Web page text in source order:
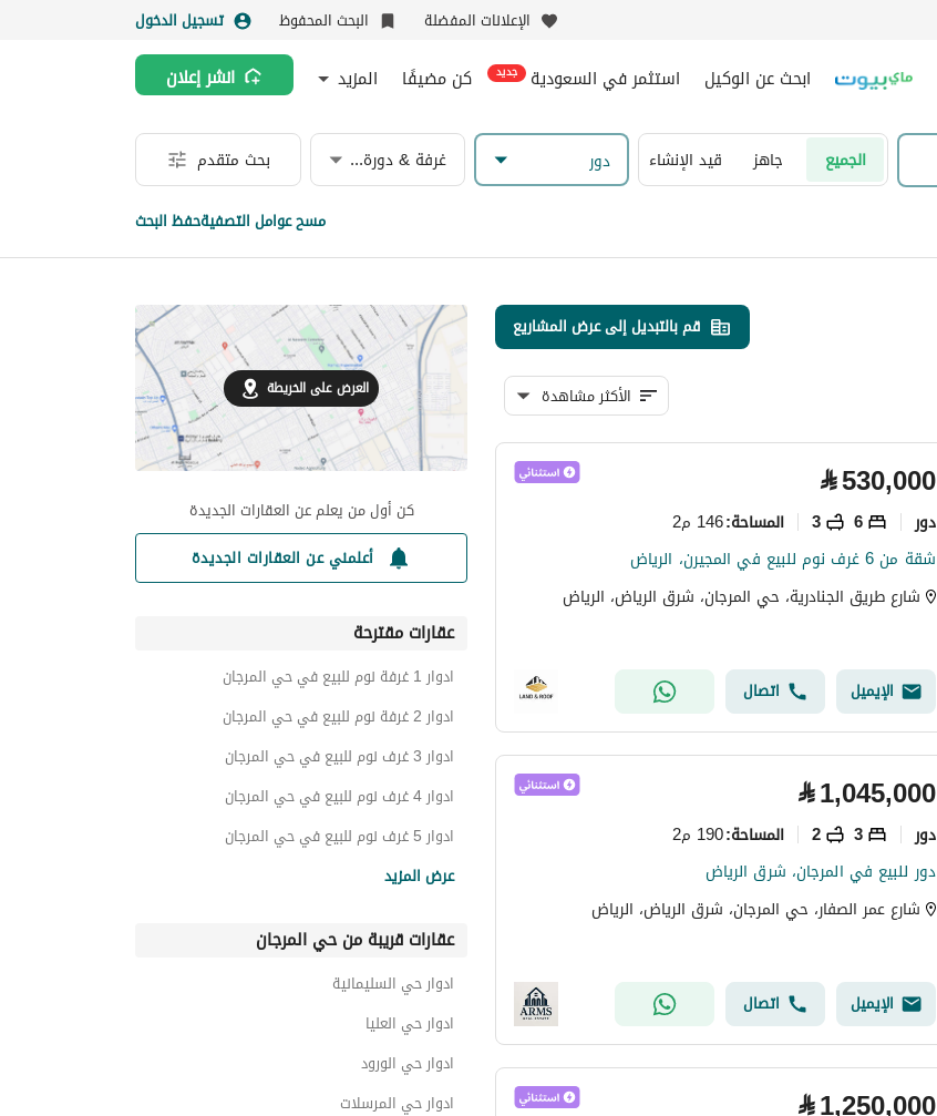
الإعلانات المفضلة البحث المحفوظ تسجيل الدخول
ابحث عن الوكيل استثمر في السعودية جديد كن مضيفًا المزيد انشر إعلان
الجميع جاهز قيد الإنشاء دور غرفة & دورة مياه بحث متقدم
مسح عوامل التصفيةحفظ البحث
قم بالتبديل إلى عرض المشاريع
الأكثر مشاهدة
⃁530,000
دور 6
3 المساحة:146 م2
شقة من 6 غرف نوم للبيع في المجيرن، الرياض
شارع طريق الجنادرية، حي المرجان، شرق الرياض، الرياض
الإيميل اتصال
⃁1,045,000
دور 3
2 المساحة:190 م2
دور للبيع في المرجان، شرق الرياض
شارع عمر الصفار، حي المرجان، شرق الرياض، الرياض
الإيميل اتصال
العرض على الخريطة
كن أول من يعلم عن العقارات الجديدة
أعلمني عن العقارات الجديدة
عقارات مقترحة
ادوار 1 غرفة نوم للبيع في حي المرجان
ادوار 2 غرفة نوم للبيع في حي المرجان
ادوار 3 غرف نوم للبيع في حي المرجان
ادوار 4 غرف نوم للبيع في حي المرجان
ادوار 5 غرف نوم للبيع في حي المرجان
اراضي سكنية للبيع في حي المرجان
عقارات للبيع في حي المرجان
عرض المزيد
عقارات قريبة من حي المرجان
ادوار حي السليمانية
ادوار حي العليا
ادوار حي الورود
ادوار حي المرسلات